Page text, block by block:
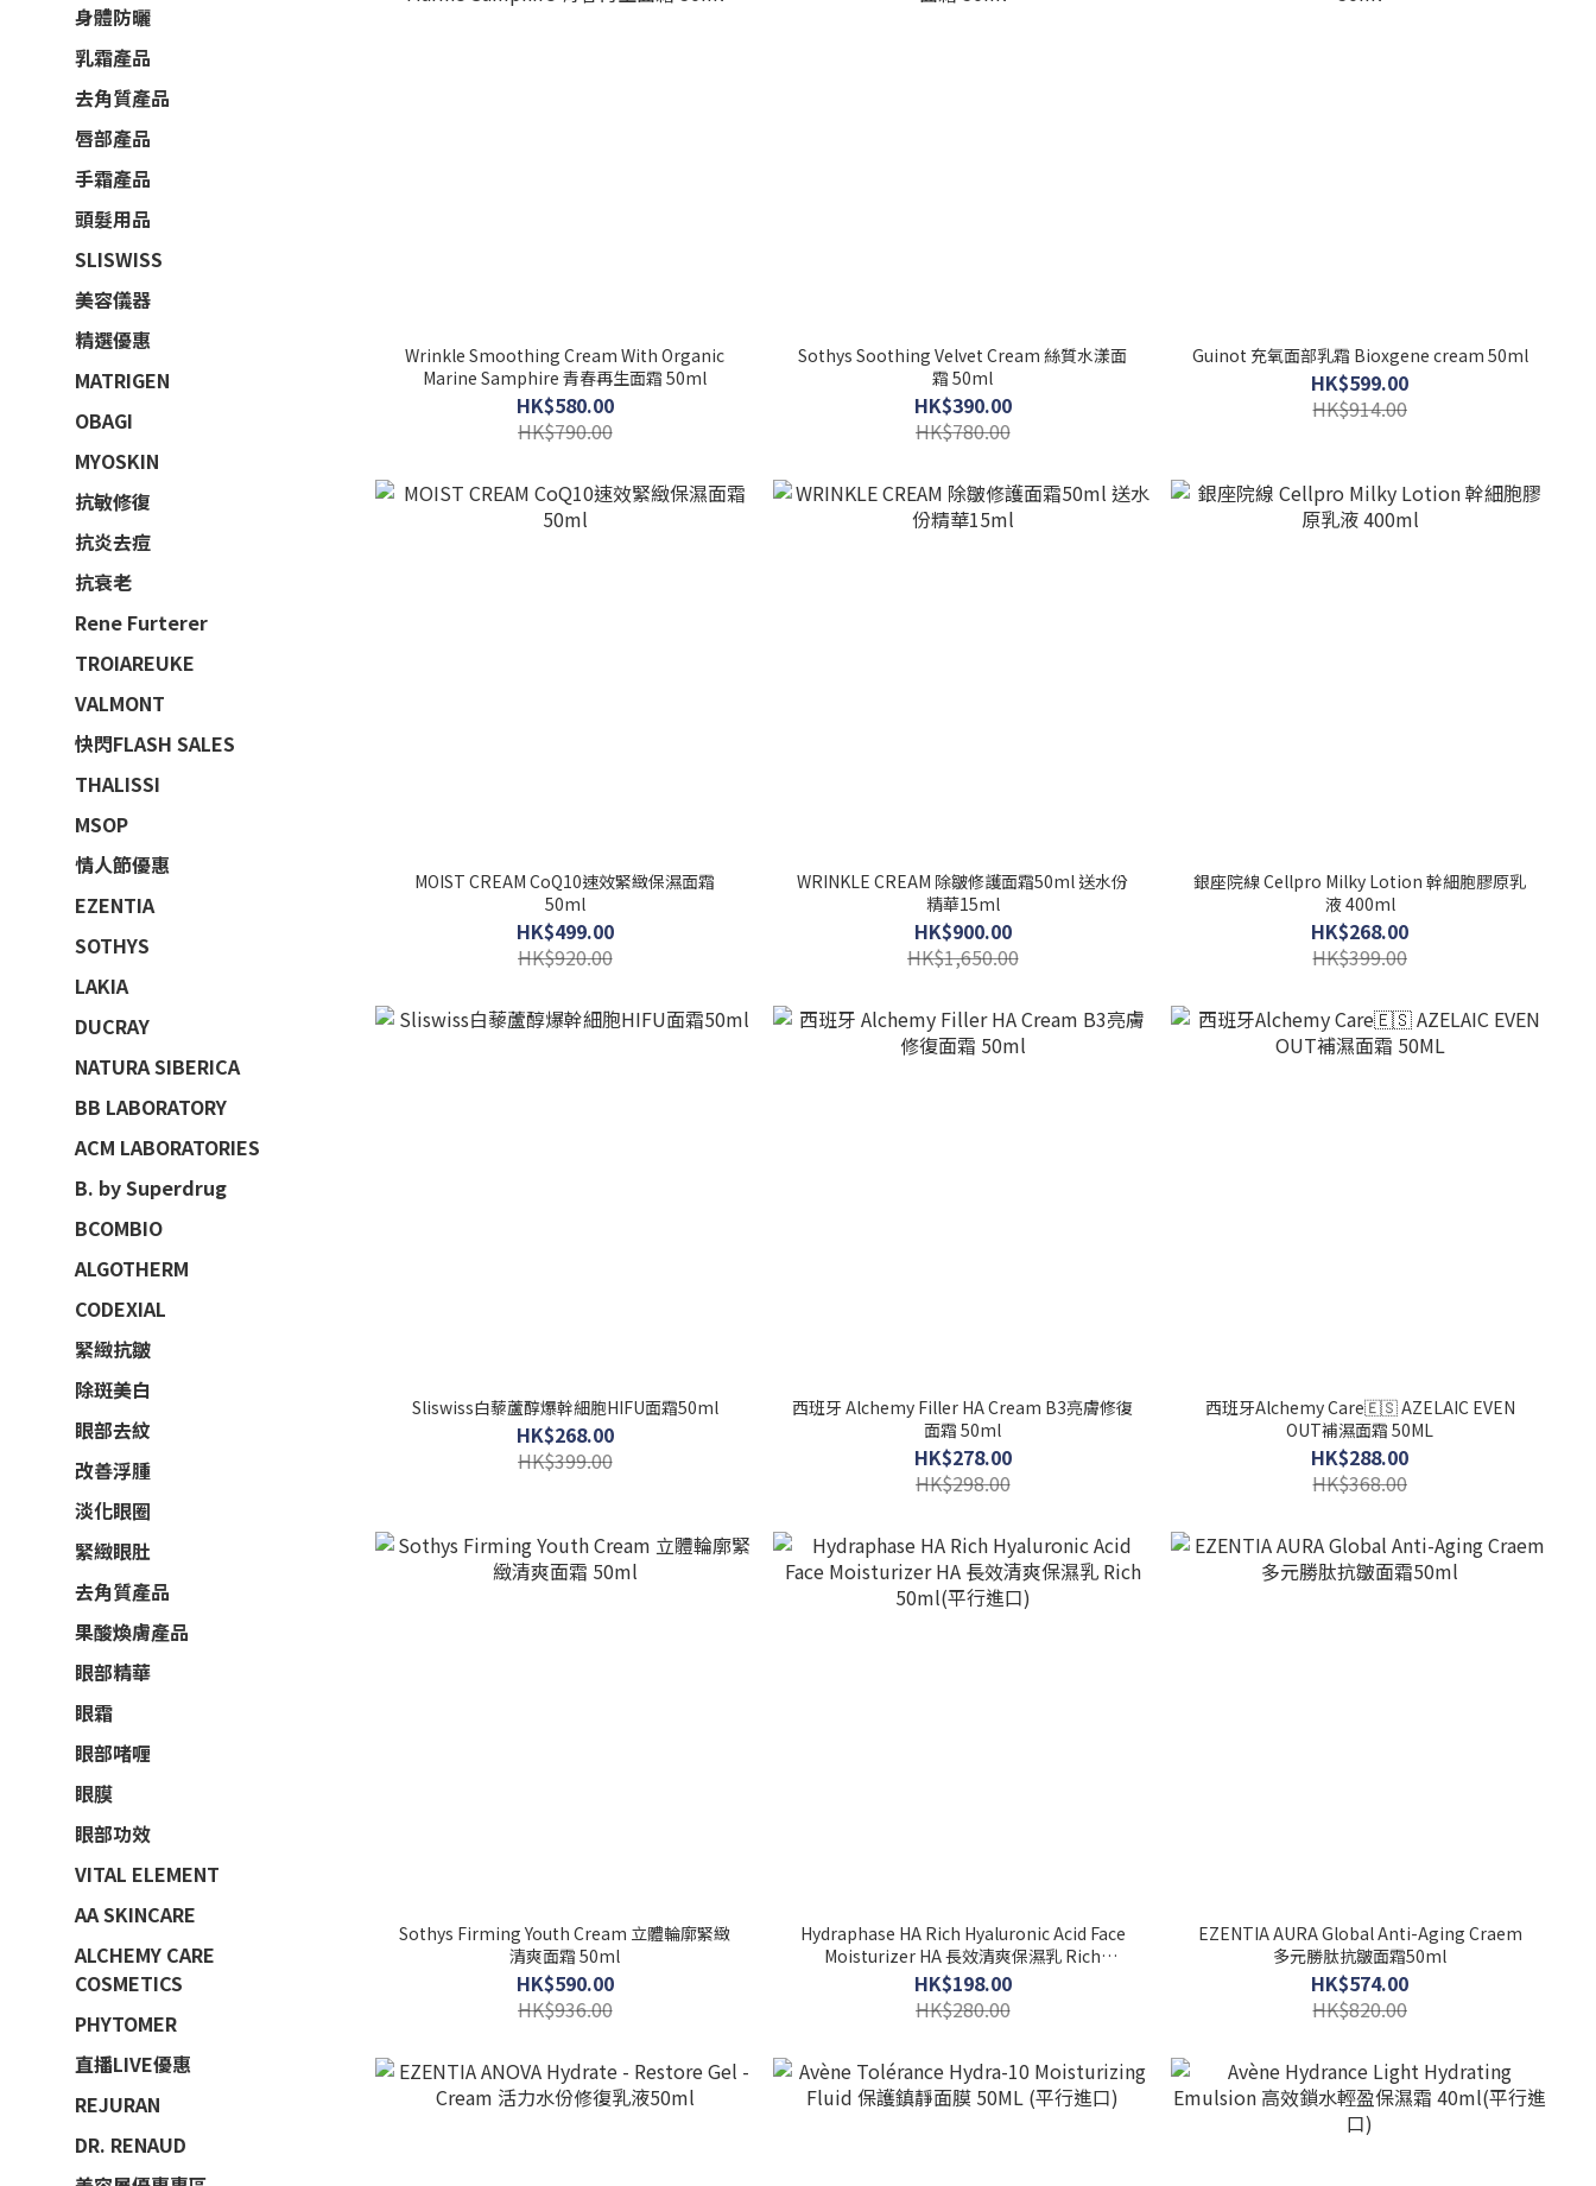
身體防曬
乳霜產品
去角質產品
唇部產品
手霜產品
頭髮用品
SLISWISS
美容儀器
精選優惠
MATRIGEN
OBAGI
MYOSKIN
抗敏修復
抗炎去痘
抗衰老
Rene Furterer
TROIAREUKE
VALMONT
快閃FLASH SALES
THALISSI
MSOP
情人節優惠
EZENTIA
SOTHYS
LAKIA
DUCRAY
NATURA SIBERICA
BB LABORATORY
ACM LABORATORIES
B. by Superdrug
BCOMBIO
ALGOTHERM
CODEXIAL
緊緻抗皺
除斑美白
眼部去紋
改善浮腫
淡化眼圈
緊緻眼肚
去角質產品
果酸煥膚產品
眼部精華
眼霜
眼部啫喱
眼膜
眼部功效
VITAL ELEMENT
AA SKINCARE
ALCHEMY CARE
COSMETICS
PHYTOMER
直播LIVE優惠
REJURAN
DR. RENAUD
Wrinkle Smoothing Cream With Organic
Marine Samphire 青春再生面霜 50ml
HK$580.00
HK$790.00
Sothys Soothing Velvet Cream 絲質水漾面
霜 50ml
HK$390.00
HK$780.00
Guinot 充氧面部乳霜 Bioxgene cream 50ml
HK$599.00
HK$914.00
MOIST CREAM CoQ10速效緊緻保濕面霜
50ml
HK$499.00
HK$920.00
WRINKLE CREAM 除皺修護面霜50ml 送水份
精華15ml
HK$900.00
HK$1,650.00
銀座院線 Cellpro Milky Lotion 幹細胞膠原乳
液 400ml
HK$268.00
HK$399.00
Sliswiss白藜蘆醇爆幹細胞HIFU面霜50ml
HK$268.00
HK$399.00
西班牙 Alchemy Filler HA Cream B3亮膚修復
面霜 50ml
HK$278.00
HK$298.00
西班牙Alchemy Care🇪🇸 AZELAIC EVEN
OUT補濕面霜 50ML
HK$288.00
HK$368.00
Sothys Firming Youth Cream 立體輪廓緊緻
清爽面霜 50ml
HK$590.00
HK$936.00
Hydraphase HA Rich Hyaluronic Acid Face
Moisturizer HA 長效清爽保濕乳 Rich
50ml(平行進口)
HK$198.00
HK$280.00
EZENTIA AURA Global Anti-Aging Craem
多元勝肽抗皺面霜50ml
HK$574.00
HK$820.00